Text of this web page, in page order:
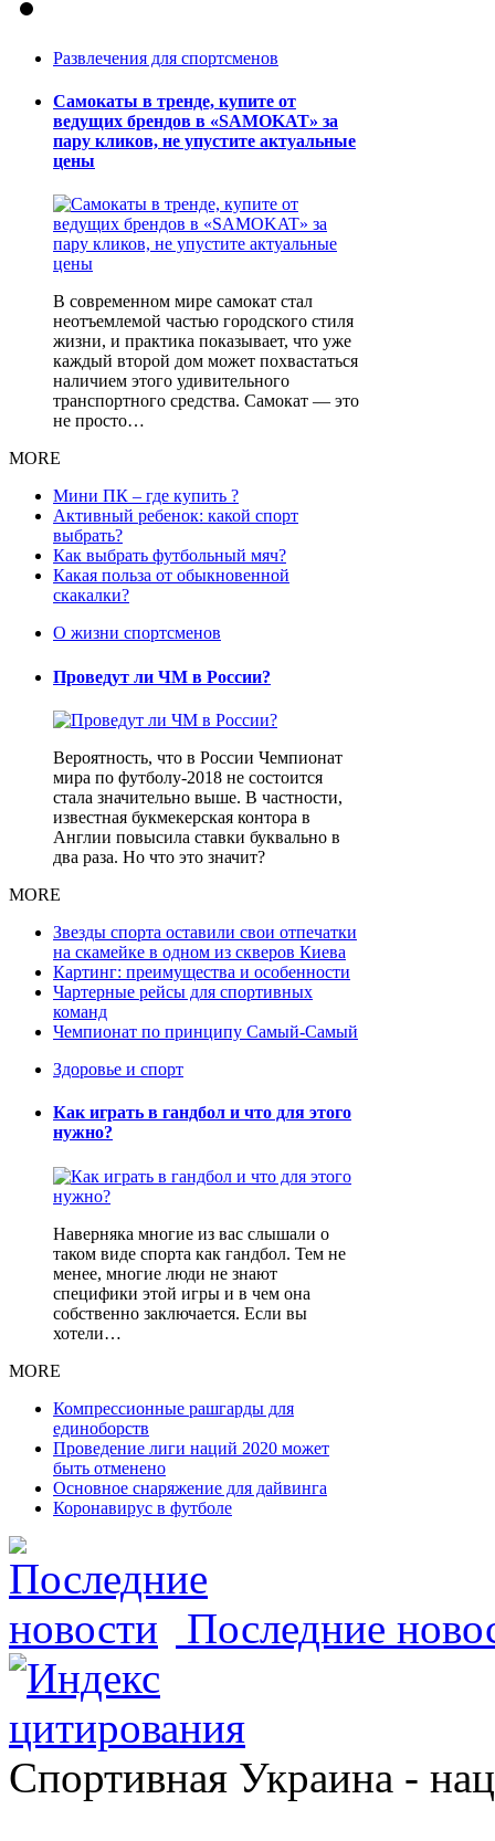
Развлечения для спортсменов
Самокаты в тренде, купите от
ведущих брендов в «SAMOKAT» за
пару кликов, не упустите актуальные
цены
В современном мире самокат стал
неотъемлемой частью городского стиля
жизни, и практика показывает, что уже
каждый второй дом может похвастаться
наличием этого удивительного
транспортного средства. Самокат — это
не просто…
MORE
Мини ПК – где купить ?
Активный ребенок: какой спорт
выбрать?
Как выбрать футбольный мяч?
Какая польза от обыкновенной
скакалки?
О жизни спортсменов
Проведут ли ЧМ в России?
Вероятность, что в России Чемпионат
мира по футболу-2018 не состоится
стала значительно выше. В частности,
известная букмекерская контора в
Англии повысила ставки буквально в
два раза. Но что это значит?
MORE
Звезды спорта оставили свои отпечатки
на скамейке в одном из скверов Киева
Картинг: преимущества и особенности
Чартерные рейсы для спортивных
команд
Чемпионат по принципу Самый-Самый
Здоровье и спорт
Как играть в гандбол и что для этого
нужно?
Наверняка многие из вас слышали о
таком виде спорта как гандбол. Тем не
менее, многие люди не знают
специфики этой игры и в чем она
собственно заключается. Если вы
хотели…
MORE
Компрессионные рашгарды для
единоборств
Проведение лиги наций 2020 может
быть отменено
Основное снаряжение для дайвинга
Коронавирус в футболе
Последние
Спортивная Украина -